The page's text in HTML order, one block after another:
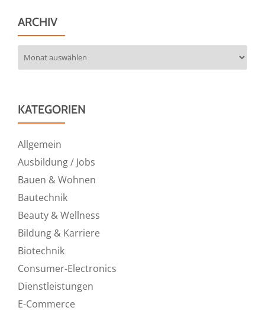
ARCHIV
KATEGORIEN
Allgemein
Ausbildung / Jobs
Bauen & Wohnen
Bautechnik
Beauty & Wellness
Bildung & Karriere
Biotechnik
Consumer-Electronics
Dienstleistungen
E-Commerce